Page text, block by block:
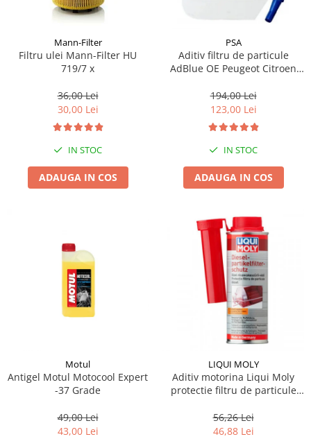
Mann-Filter
Filtru ulei Mann-Filter HU
719/7 x
36,00 Lei
30,00 Lei
IN STOC
ADAUGA IN COS
PSA
Aditiv filtru de particule
AdBlue OE Peugeot Citroen
194,00 Lei
123,00 Lei
IN STOC
ADAUGA IN COS
Motul
Antigel Motul Motocool Expert
-37 Grade
49,00 Lei
43,00 Lei
LIQUI MOLY
Aditiv motorina Liqui Moly
protectie filtru de particule
56,26 Lei
46,88 Lei